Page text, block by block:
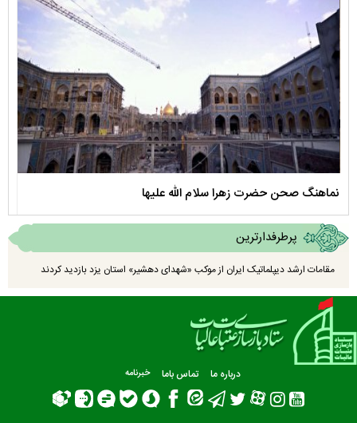
نماهنگ صحن حضرت زهرا سلام الله علیها
پرطرفدارترین
مقامات ارشد دیپلماتیک ایران از موکب «شهدای دهشیر» استان یزد بازدید کردند
درباره ما تماس باما خبرنامه